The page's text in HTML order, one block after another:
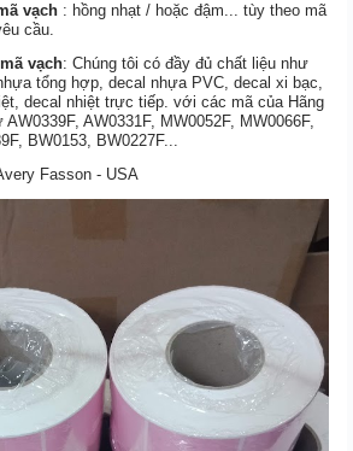
vạch : hồng nhạt / hoặc đậm... tùy theo mã
cầu.
vạch: Chúng tôi có đầy đủ chất liệu như
tổng hợp, decal nhựa PVC, decal xi bạc,
decal nhiệt trực tiếp. với các mã của Hãng
AW0331F, MW0052F, MW0066F,
BW0153, BW0227F...
Fasson - USA